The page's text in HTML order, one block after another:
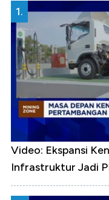
1.
Video: Ekspansi
Infrastruktur Jadi